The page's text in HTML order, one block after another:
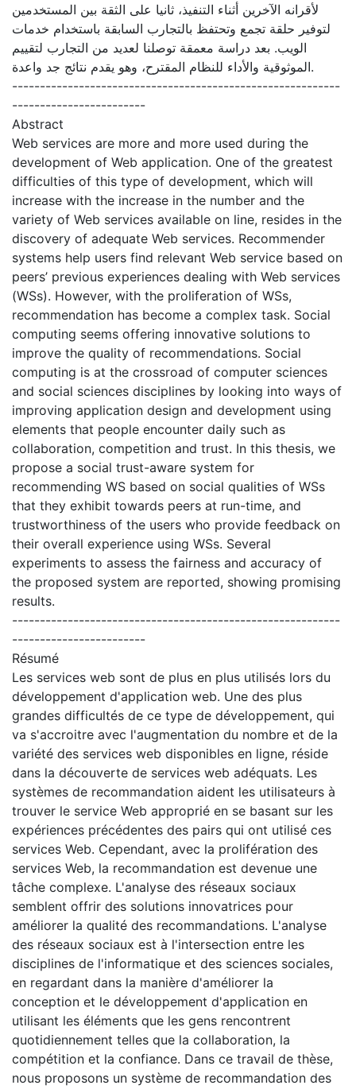
لأقرانه الآخرين أثناء التنفيذ، ثانيا على الثقة بين المستخدمين
لتوفير حلقة تجمع وتحتفظ بالتجارب السابقة باستخدام خدمات
الويب. بعد دراسة معمقة توصلنا لعديد من التجارب لتقييم
الموثوقية والأداء للنظام المقترح، وهو يقدم نتائج جد واعدة.
-----------------------------------------------------------
------------------------
Abstract
Web services are more and more used during the
development of Web application. One of the greatest
difficulties of this type of development, which will
increase with the increase in the number and the
variety of Web services available on line, resides in the
discovery of adequate Web services. Recommender
systems help users find relevant Web service based on
peers’ previous experiences dealing with Web services
(WSs). However, with the proliferation of WSs,
recommendation has become a complex task. Social
computing seems offering innovative solutions to
improve the quality of recommendations. Social
computing is at the crossroad of computer sciences
and social sciences disciplines by looking into ways of
improving application design and development using
elements that people encounter daily such as
collaboration, competition and trust. In this thesis, we
propose a social trust-aware system for
recommending WS based on social qualities of WSs
that they exhibit towards peers at run-time, and
trustworthiness of the users who provide feedback on
their overall experience using WSs. Several
experiments to assess the fairness and accuracy of
the proposed system are reported, showing promising
results.
-----------------------------------------------------------
------------------------
Résumé
Les services web sont de plus en plus utilisés lors du
développement d'application web. Une des plus
grandes difficultés de ce type de développement, qui
va s'accroitre avec l'augmentation du nombre et de la
variété des services web disponibles en ligne, réside
dans la découverte de services web adéquats. Les
systèmes de recommandation aident les utilisateurs à
trouver le service Web approprié en se basant sur les
expériences précédentes des pairs qui ont utilisé ces
services Web. Cependant, avec la prolifération des
services Web, la recommandation est devenue une
tâche complexe. L'analyse des réseaux sociaux
semblent offrir des solutions innovatrices pour
améliorer la qualité des recommandations. L'analyse
des réseaux sociaux est à l'intersection entre les
disciplines de l'informatique et des sciences sociales,
en regardant dans la manière d'améliorer la
conception et le développement d'application en
utilisant les éléments que les gens rencontrent
quotidiennement telles que la collaboration, la
compétition et la confiance. Dans ce travail de thèse,
nous proposons un système de recommandation des